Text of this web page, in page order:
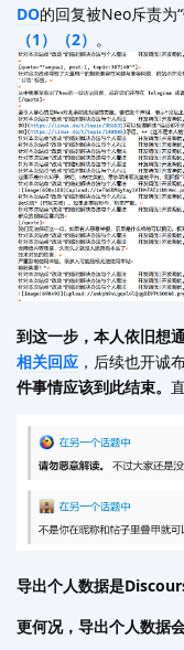
DO的回复被Neo斥责为
（1）
（2） 。
到这一步，本人依旧想
相关回应 ，后续也开诚
件事情应该到此结束。
导出个人数据是
更何况，导出个人数据